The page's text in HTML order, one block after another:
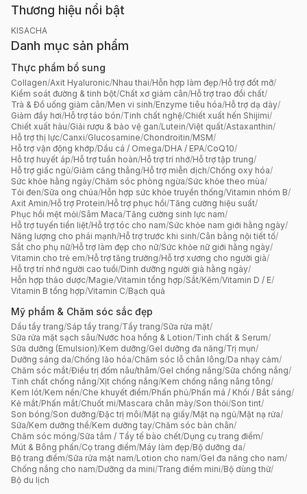
Thương hiệu nổi bật
KISACHA
Danh mục sản phẩm
Thực phẩm bổ sung
Collagen/Axit Hyaluronic/Nhau thai/Hỗn hợp làm đẹp/Hỗ trợ đốt mỡ/
Kiểm soát đường & tinh bột/Chất xơ giảm cân/Hỗ trợ trao đổi chất/
Trà & Đồ uống giảm cân/Men vi sinh/Enzyme tiêu hóa/Hỗ trợ dạ dày/
Giảm đầy hơi/Hỗ trợ táo bón/Tinh chất nghệ/Chiết xuất hến Shijimi/
Chiết xuất hàu/Giải rượu & bảo vệ gan/Lutein/Việt quất/Astaxanthin/
Hỗ trợ thị lực/Canxi/Glucosamine/Chondroitin/MSM/
Hỗ trợ vận động khớp/Dầu cá / Omega/DHA / EPA/CoQ10/
Hỗ trợ huyết áp/Hỗ trợ tuần hoàn/Hỗ trợ trí nhớ/Hỗ trợ tập trung/
Hỗ trợ giấc ngủ/Giảm căng thẳng/Hỗ trợ miễn dịch/Chống oxy hóa/
Sức khỏe hằng ngày/Chăm sóc phòng ngừa/Sức khỏe theo mùa/
Tỏi đen/Sữa ong chúa/Hỗn hợp sức khỏe truyền thống/Vitamin nhóm B/
Axit Amin/Hỗ trợ Protein/Hỗ trợ phục hồi/Tăng cường hiệu suất/
Phục hồi mệt mỏi/Sâm Maca/Tăng cường sinh lực nam/
Hỗ trợ tuyến tiền liệt/Hỗ trợ tóc cho nam/Sức khỏe nam giới hằng ngày/
Năng lượng cho phái mạnh/Hỗ trợ trước khi sinh/Cân bằng nội tiết tố/
Sắt cho phụ nữ/Hỗ trợ làm đẹp cho nữ/Sức khỏe nữ giới hằng ngày/
Vitamin cho trẻ em/Hỗ trợ tăng trưởng/Hỗ trợ xương cho người già/
Hỗ trợ trí nhớ người cao tuổi/Dinh dưỡng người già hằng ngày/
Hỗn hợp thảo dược/Magie/Vitamin tổng hợp/Sắt/Kẽm/Vitamin D / E/
Vitamin B tổng hợp/Vitamin C/Bạch quả
Mỹ phẩm & Chăm sóc sắc đẹp
Dầu tẩy trang/Sáp tẩy trang/Tẩy trang/Sữa rửa mặt/
Sữa rửa mặt sạch sâu/Nước hoa hồng & Lotion/Tinh chất & Serum/
Sữa dưỡng (Emulsion)/Kem dưỡng/Gel dưỡng đa năng/Trị mụn/
Dưỡng sáng da/Chống lão hóa/Chăm sóc lỗ chân lông/Da nhạy cảm/
Chăm sóc mắt/Điều trị đốm nâu/thâm/Gel chống nắng/Sữa chống nắng/
Tinh chất chống nắng/Xịt chống nắng/Kem chống nắng nâng tông/
Kem lót/Kem nền/Che khuyết điểm/Phấn phủ/Phấn má / Khối / Bắt sáng/
Kẻ mắt/Phấn mắt/Chuốt mi/Mascara chân mày/Son thỏi/Son tint/
Son bóng/Son dưỡng/Đặc trị môi/Mặt nạ giấy/Mặt nạ ngủ/Mặt nạ rửa/
Sữa/Kem dưỡng thể/Kem dưỡng tay/Chăm sóc bàn chân/
Chăm sóc móng/Sữa tắm / Tẩy tế bào chết/Dụng cụ trang điểm/
Mút & Bông phấn/Cọ trang điểm/Máy làm đẹp/Bộ dưỡng da/
Bộ trang điểm/Sữa rửa mặt nam/Lotion cho nam/Gel đa năng cho nam/
Chống nắng cho nam/Dưỡng da mini/Trang điểm mini/Bộ dùng thử/
Bộ du lịch